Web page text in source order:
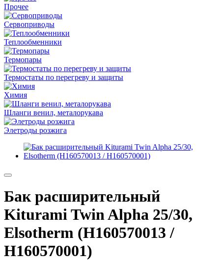
Прочее
Сервоприводы
Теплообменники
Термопары
Термостаты по перегреву и защиты
Химия
Шланги венил, металорукава
Элетроды розжига
Бак расширительный
Kiturami Twin Alpha 25/30,
Elsotherm (H160570013 /
H160570001)